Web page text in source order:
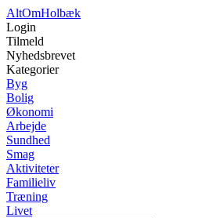
AltOmHolbæk
Login
Tilmeld
Nyhedsbrevet
Kategorier
Byg
Bolig
Økonomi
Arbejde
Sundhed
Smag
Aktiviteter
Familieliv
Træning
Livet